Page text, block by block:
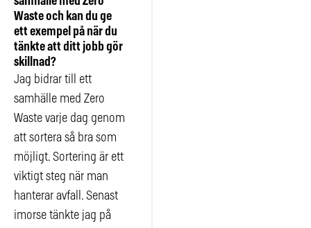
Waste och kan du ge
ett exempel på när du
tänkte att ditt jobb gör
skillnad?
Jag bidrar till ett
samhälle med Zero
Waste varje dag genom
att sortera så bra som
möjligt. Sortering är ett
viktigt steg när man
hanterar avfall. Senast
imorse tänkte jag på